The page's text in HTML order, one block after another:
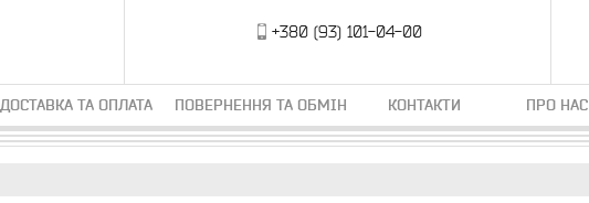
+380 (93) 101-04-00
ДОСТАВКА ТА ОПЛАТА ПОВЕРНЕННЯ ТА ОБМІН КОНТАКТИ ПРО НАС